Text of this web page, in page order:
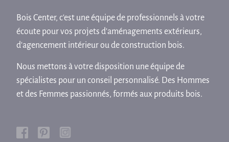
Bois Center, c'est une équipe de professionnels à votre
écoute pour vos projets d'aménagements extérieurs,
d'agencement intérieur ou de construction bois.
Nous mettons à votre disposition une équipe de
spécialistes pour un conseil personnalisé. Des Hommes
et des Femmes passionnés, formés aux produits bois.